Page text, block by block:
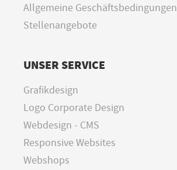
Allgemeine Geschäftsbedingungen
Stellenangebote
UNSER SERVICE
Grafikdesign
Logo Corporate Design
Webdesign - CMS
Responsive Websites
Webshops